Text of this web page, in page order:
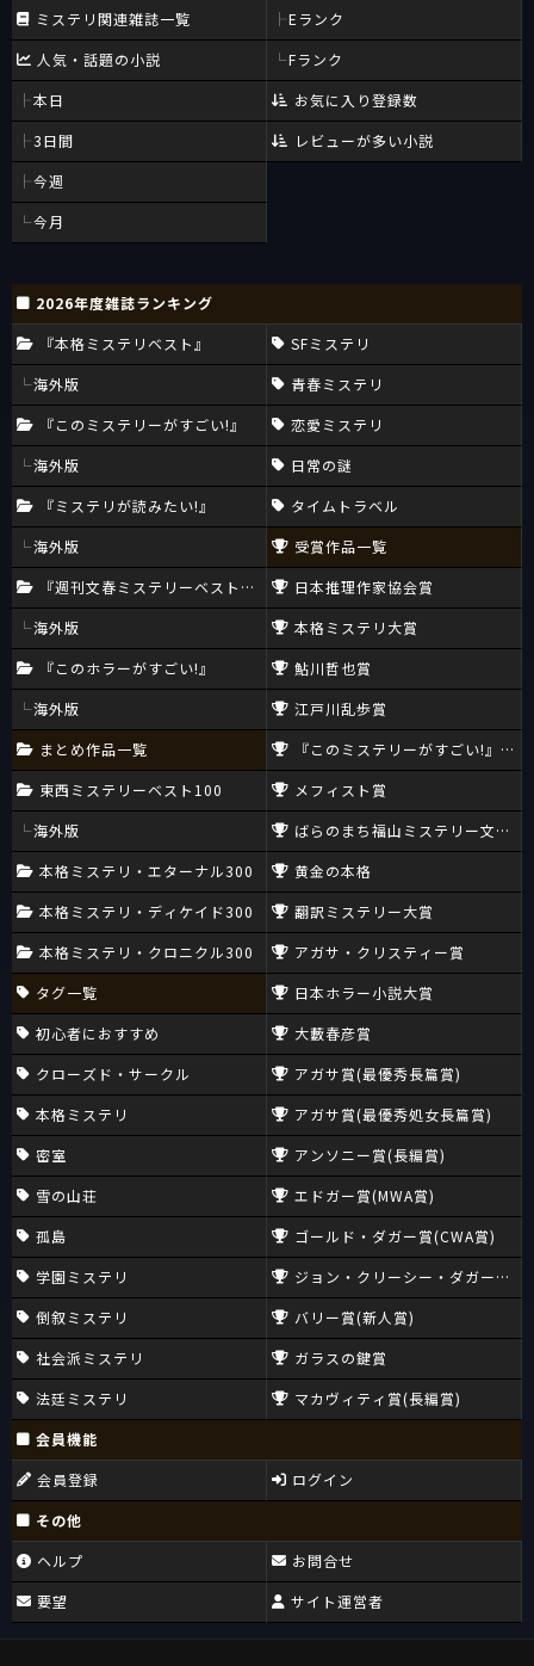
ミステリ関連雑誌一覧
人気・話題の小説
本日
3日間
今週
今月
Eランク
Fランク
お気に入り登録数
レビューが多い小説
2026年度雑誌ランキング
『本格ミステリベスト』
海外版
『このミステリーがすごい!』
海外版
『ミステリが読みたい!』
海外版
『週刊文春ミステリーベスト10』
海外版
『このホラーがすごい!』
海外版
まとめ作品一覧
東西ミステリーベスト100
海外版
本格ミステリ・エターナル300
本格ミステリ・ディケイド300
本格ミステリ・クロニクル300
タグ一覧
初心者におすすめ
クローズド・サークル
本格ミステリ
密室
雪の山荘
孤島
学園ミステリ
倒叙ミステリ
社会派ミステリ
法廷ミステリ
SFミステリ
青春ミステリ
恋愛ミステリ
日常の謎
タイムトラベル
受賞作品一覧
日本推理作家協会賞
本格ミステリ大賞
鮎川哲也賞
江戸川乱歩賞
『このミステリーがすごい!』大賞
メフィスト賞
ばらのまち福山ミステリー文学新
黄金の本格
翻訳ミステリー大賞
アガサ・クリスティー賞
日本ホラー小説大賞
大藪春彦賞
アガサ賞(最優秀長篇賞)
アガサ賞(最優秀処女長篇賞)
アンソニー賞(長編賞)
エドガー賞(MWA賞)
ゴールド・ダガー賞(CWA賞)
ジョン・クリーシー・ダガー賞
バリー賞(新人賞)
ガラスの鍵賞
マカヴィティ賞(長編賞)
会員機能
会員登録
ログイン
その他
ヘルプ
要望
お問合せ
サイト運営者